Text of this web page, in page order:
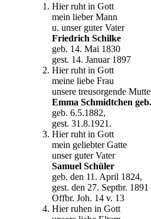
Hier ruht in Gott
mein lieber Mann
u. unser guter Vater
Friedrich Schilke
geb. 14. Mai 1830
gest. 14. Januar 1897
Hier ruht in Gott
meine liebe Frau
unsere treusorgende
Emma Schmidtchen
geb. 6.5.1882,
gest. 31.8.1921.
Hier ruht in Gott
mein geliebter Gatte
unser guter Vater
Samuel Schüler
geb. den 11. April 1824,
gest. den 27. Septbr. 1891
Offbr. Joh. 14 v. 13
Hier ruhen in Gott